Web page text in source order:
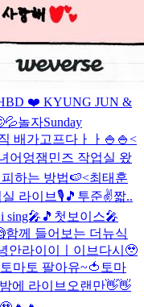
❤️ KYUNG JUN &
놀자Sunday
배가고프다ㅏㅏ🍚🍚<
어엉잼민즈 작업실 왔
하는 방법🍉<최태훈
라이브🎙🎵 투준✌️짧..
sing🎤🎵 첫보이스🎤
함께 들어보는 더뉴식
안라이이ㅣ이브 다시🥹
토마토 팔아유~🍅 토마
밤에 라이브 오랜만👋👋